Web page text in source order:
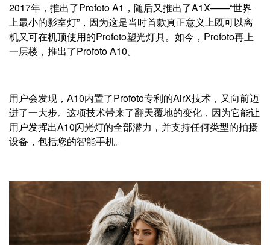
2017年，推出了Profoto A1，随后又推出了A1X——“世界
上最小的影室灯”，因为这是当时首款真正意义上既可以离
机又可在机顶使用的Profoto塑光灯具。如今，Profoto再上
一层楼，推出了Profoto A10。
用户会发现，A10内置了Profoto专利的AirX技术，又向前迈
进了一大步。这项技术带来了翻天覆地的变化，因为它能让
用户发挥出A10闪光灯的全部潜力，并支持任何类型的拍摄
设备，包括您的智能手机。